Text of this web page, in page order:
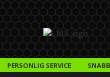
PERSONLIG SERVICE